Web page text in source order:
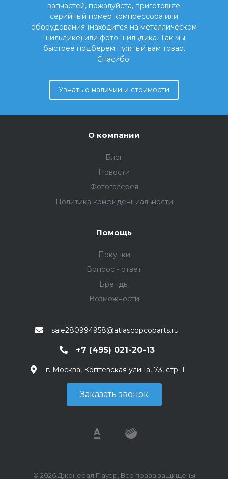
запчастей, пожалуйста, приготовьте
серийный номер компрессора или
оборудования (находится на металлическом
шильдике) или фото шильдика. Так мы
быстрее подберем нужный вам товар.
Спасибо!
Узнать о наличии и стоимости
О компании
Блог
Новости
Фотогалерея
Политика конфиденциальности
Помощь
Покупки
Вопрос - ответ
Бренды
Возможности
sale280994958@atlascopcoparts.ru
+7 (495) 021-20-13
г. Москва, Коптевская улица, 73, стр. 1
Заказать звонок
© 2026 Дженерал Пауэр, Все права защищены